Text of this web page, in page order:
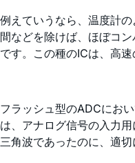
例えていうなら、温度計
間などを除けば、ほぼコ
です。この種のICは、高
フラッシュ型のADCにお
は、アナログ信号の入力
三角波であったのに、適切